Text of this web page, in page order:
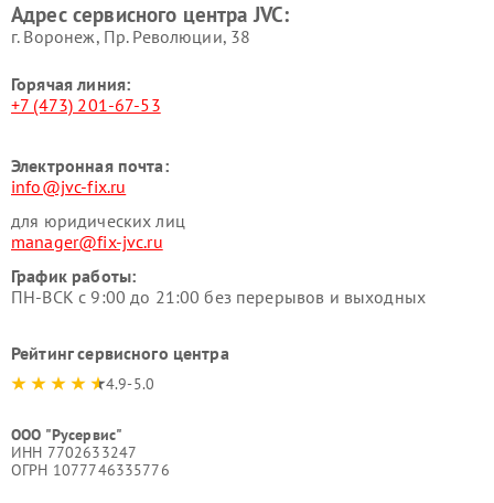
Адрес сервисного центра JVC:
г. Воронеж, Пр. Революции, 38
Горячая линия:
+7 (473) 201-67-53
Электронная почта:
info@jvc-fix.ru
для юридических лиц
manager@fix-jvc.ru
График работы:
ПН-ВСК с 9:00 до 21:00 без перерывов и выходных
Рейтинг сервисного центра
4.9-5.0
ООО "Русервис"
ИНН 7702633247
ОГРН 1077746335776